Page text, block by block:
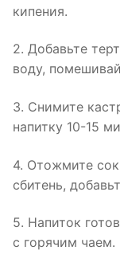
кипения.
2. Добавьте
воду,
3. Снимите
напитку 10-15
4. Отожмите
сбитень,
5. Напиток
с горячим чаем.